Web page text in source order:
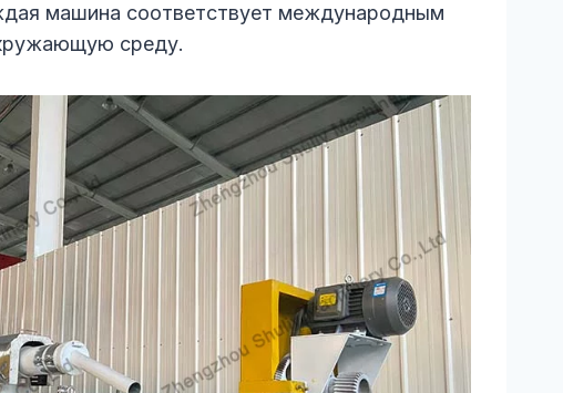
машина соответствует международным
среду.